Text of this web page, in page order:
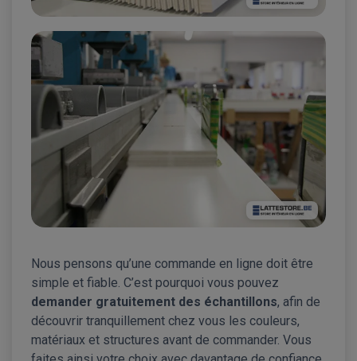
Nous pensons qu’une commande en ligne doit être
simple et fiable. C’est pourquoi vous pouvez
demander gratuitement des échantillons, afin de
découvrir tranquillement chez vous les couleurs,
matériaux et structures avant de commander. Vous